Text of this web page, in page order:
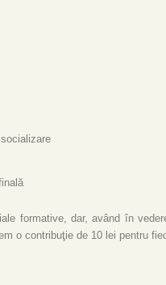
formative, dar, având în
o contribuţie de 10 lei pentru